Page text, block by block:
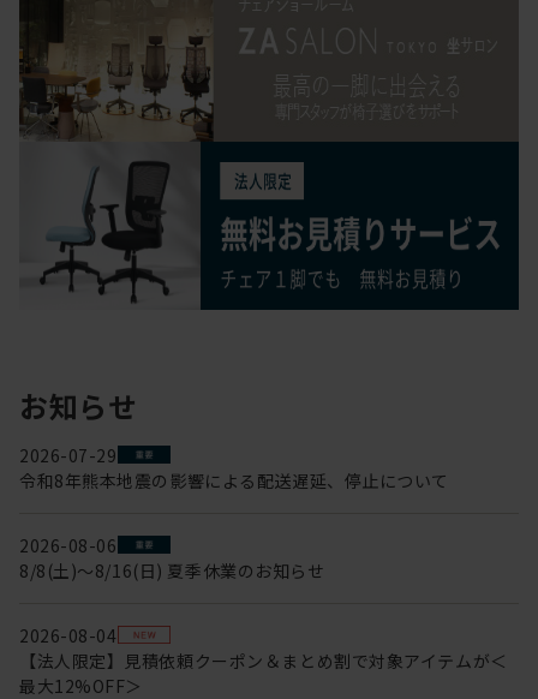
お知らせ
2026-07-29
令和8年熊本地震の影響による配送遅延、停止について
2026-08-06
8/8(土)～8/16(日) 夏季休業のお知らせ
2026-08-04
【法人限定】見積依頼クーポン＆まとめ割で対象アイテムが＜
最大12%OFF＞